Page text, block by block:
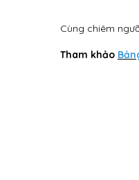
Cùng chiêm
Tham khảo